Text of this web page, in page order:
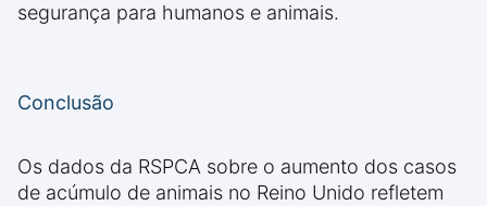
segurança para humanos e animais.
Conclusão
Os dados da RSPCA sobre o aumento dos casos
de acúmulo de animais no Reino Unido refletem